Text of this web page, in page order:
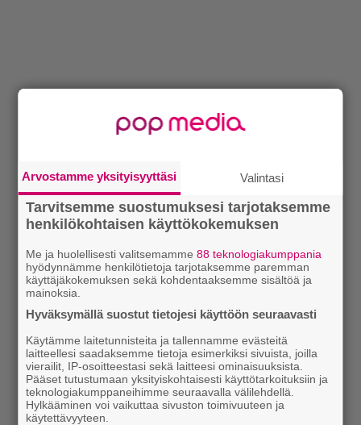
Arvostamme yksityisyyttäsi Valintasi
Tarvitsemme suostumuksesi tarjotaksemme
henkilökohtaisen käyttökokemuksen
Me ja huolellisesti valitsemamme88 teknologiakumppania
hyödynnämme henkilötietoja tarjotaksemme paremman
käyttäjäkokemuksen sekä kohdentaaksemme sisältöä ja
mainoksia.
Hyväksymällä suostut tietojesi käyttöön seuraavasti
Käytämme laitetunnisteita ja tallennamme evästeitä
laitteellesi saadaksemme tietoja esimerkiksi sivuista, joilla
vierailit, IP-osoitteestasi sekä laitteesi ominaisuuksista.
Pääset tutustumaan yksityiskohtaisesti käyttötarkoituksiin ja
teknologiakumppaneihimme seuraavalla välilehdellä.
Hylkääminen voi vaikuttaa sivuston toimivuuteen ja
käytettävyyteen.